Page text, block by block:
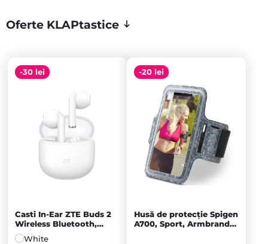
Oferte KLAPtastice
-30 lei
Casti In-Ear ZTE Buds 2
Wireless Bluetooth,
White - A+
White
-20 lei
Husă de protecție Spigen
A700, Sport, Armbrand